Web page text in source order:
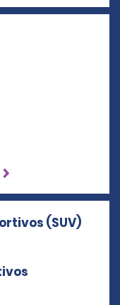
(SUV)